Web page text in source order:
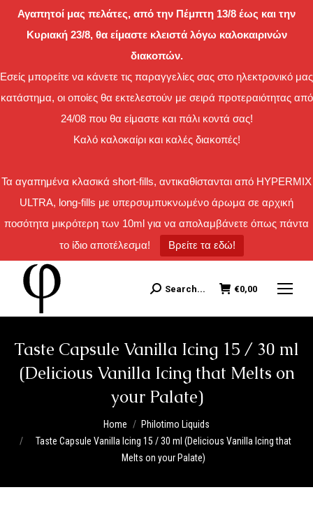
Αγαπητοί μας πελάτες, από την Πέμπτη 13/8 έως και την
Κυριακή 23/8, θα είμαστε κλειστά λόγω καλοκαιρινών
διακοπών.
Εσείς μπορείτε να κάνετε τις παραγγελίες σας στο ηλεκτρονικό μας
κατάστημα, οι οποίες θα εκτελεστούν με σειρά προτεραιότητας από
24/08 που θα είμαστε και πάλι κοντά σας!
Καλό καλοκαίρι και καλές διακοπές!
Τα αγαπημένα κλασικά short-fills, αντικαθίστανται από HYPERMIX
ULTRA, long-fills με υπερσυμπυκνωμένο άρωμα σε αρχική
ποσότητα μικρότερη των 10ml για να απολαμβάνετε όπως πάντα
το ίδιο αποτέλεσμα!
Βρείτε τα εδώ!
Search:
Search... €0,00
Taste Capsule Vanilla Icing 15 / 30 ml
(Delicious Vanilla Icing that Melts on
your Palate)
Home
Philotimo Liquids
Taste Capsule Vanilla Icing 15 / 30 ml (Delicious Vanilla Icing that
Melts on your Palate)